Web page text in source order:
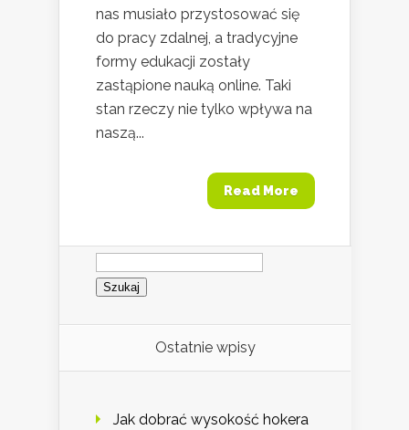
nas musiało przystosować się
do pracy zdalnej, a tradycyjne
formy edukacji zostały
zastąpione nauką online. Taki
stan rzeczy nie tylko wpływa na
naszą...
Read More
Szukaj:
Ostatnie wpisy
Jak dobrać wysokość hokera